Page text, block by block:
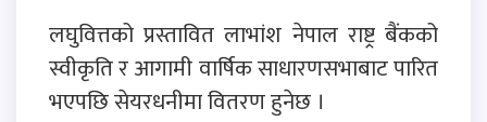
लघुवित्तको प्रस्तावित लाभांश नेपाल राष्ट्र बैंकको
स्वीकृति र आगामी वार्षिक साधारणसभाबाट पारित
भएपछि सेयरधनीमा वितरण हुनेछ ।